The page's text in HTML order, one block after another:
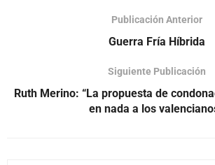
Publicación Anterior
Guerra Fría Híbrida
Siguiente Publicación
Ruth Merino: “La propuesta de
en nada a los